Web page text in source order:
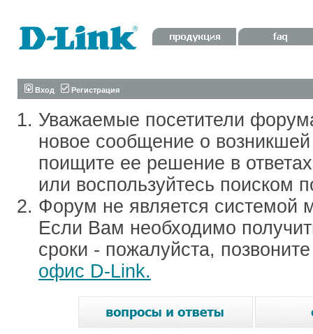
Вход Регистрация
Уважаемые посетители
новое сообщение о
поищите ее решение в
или воспользуйтесь поиском
Форум не является системой
Если Вам необходимо
сроки - пожалуйста,
офис D-Link.